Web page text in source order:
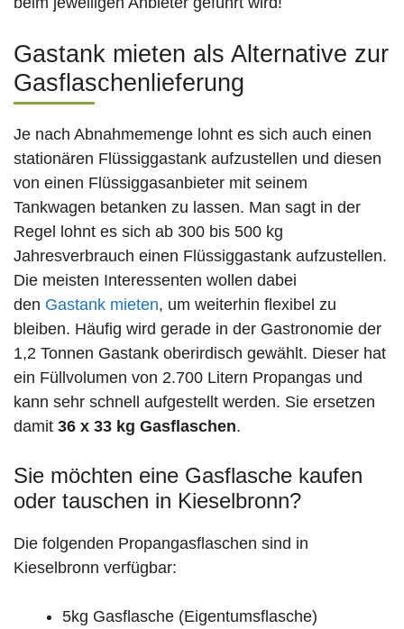
Gastank mieten als Alternative zur
Gasflaschenlieferung
Je nach Abnahmemenge lohnt es sich auch einen
stationären Flüssiggastank aufzustellen und diesen
von einen Flüssiggasanbieter mit seinem
Tankwagen betanken zu lassen. Man sagt in der
Regel lohnt es sich ab 300 bis 500 kg
Jahresverbrauch einen Flüssiggastank aufzustellen.
Die meisten Interessenten wollen dabei
den Gastank mieten, um weiterhin flexibel zu
bleiben. Häufig wird gerade in der Gastronomie der
1,2 Tonnen Gastank oberirdisch gewählt. Dieser hat
ein Füllvolumen von 2.700 Litern Propangas und
kann sehr schnell aufgestellt werden. Sie ersetzen
damit 36 x 33 kg Gasflaschen.
Sie möchten eine Gasflasche kaufen
oder tauschen in Kieselbronn?
Die folgenden Propangasflaschen sind in
Kieselbronn verfügbar:
5kg Gasflasche (Eigentumsflasche)